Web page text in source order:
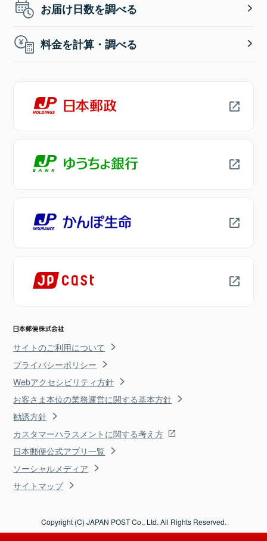
お届け日数を調べる
料金を計算・調べる
サイトのご利用について
プライバシーポリシー
Webアクセシビリティ方針
お客さま本位の業務運営に関する基本方針
勧誘方針
カスタマーハラスメントに関する考え方
日本郵便公式アプリ一覧
ソーシャルメディア
サイトマップ
Copyright (C) JAPAN POST Co., Ltd. All Rights Reserved.